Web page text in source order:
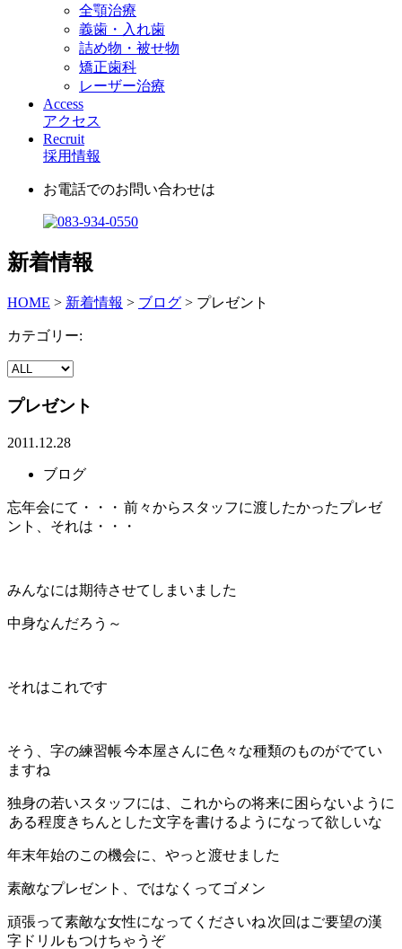
全顎治療
義歯・入れ歯
詰め物・被せ物
矯正歯科
レーザー治療
Access
アクセス
Recruit
採用情報
お電話でのお問い合わせは
新着情報
HOME > 新着情報 > ブログ > プレゼント
カテゴリー:
プレゼント
2011.12.28
ブログ
忘年会にて・・・ 前々からスタッフに渡したかったプレゼ
ント、それは・・・
みんなには期待させてしまいました
中身なんだろう～
それはこれです
そう、字の練習帳今本屋さんに色々な種類のものがでてい
ますね
独身の若いスタッフには、これからの将来に困らないように
ある程度きちんとした文字を書けるようになって欲しいな
年末年始のこの機会に、やっと渡せました
素敵なプレゼント、ではなくってゴメン
頑張って素敵な女性になってくださいね 次回はご要望の漢
字ドリルもつけちゃうぞ